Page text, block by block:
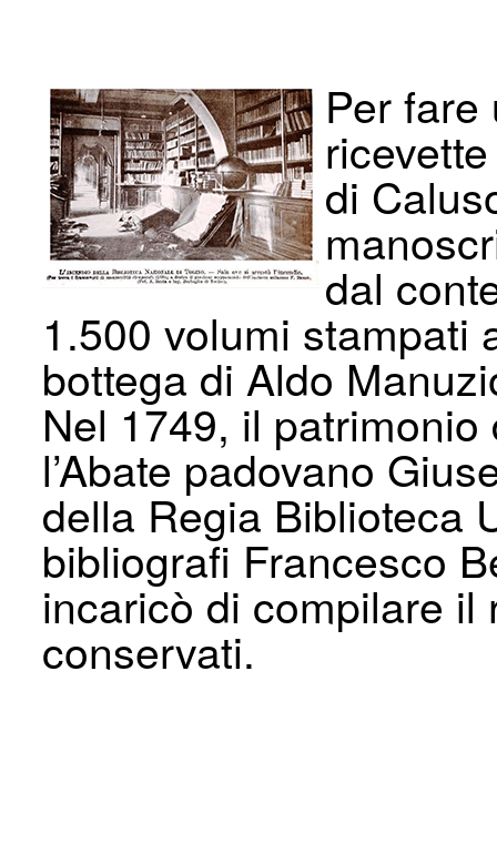
Per
di
dal
1.500 volumi stampati
bottega di Aldo
Nel 1749, il
l’Abate padovano
della Regia Biblioteca
bibliografi Francesco
incaricò di compilare
conservati.